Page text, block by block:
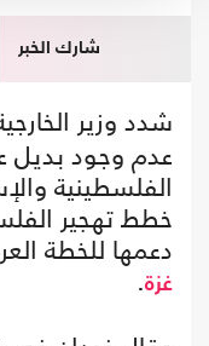
شارك الخبر
شدد وزير
عدم وجود
الفلسطينية
خطط تهجير
دعمها للخطة
غزة.